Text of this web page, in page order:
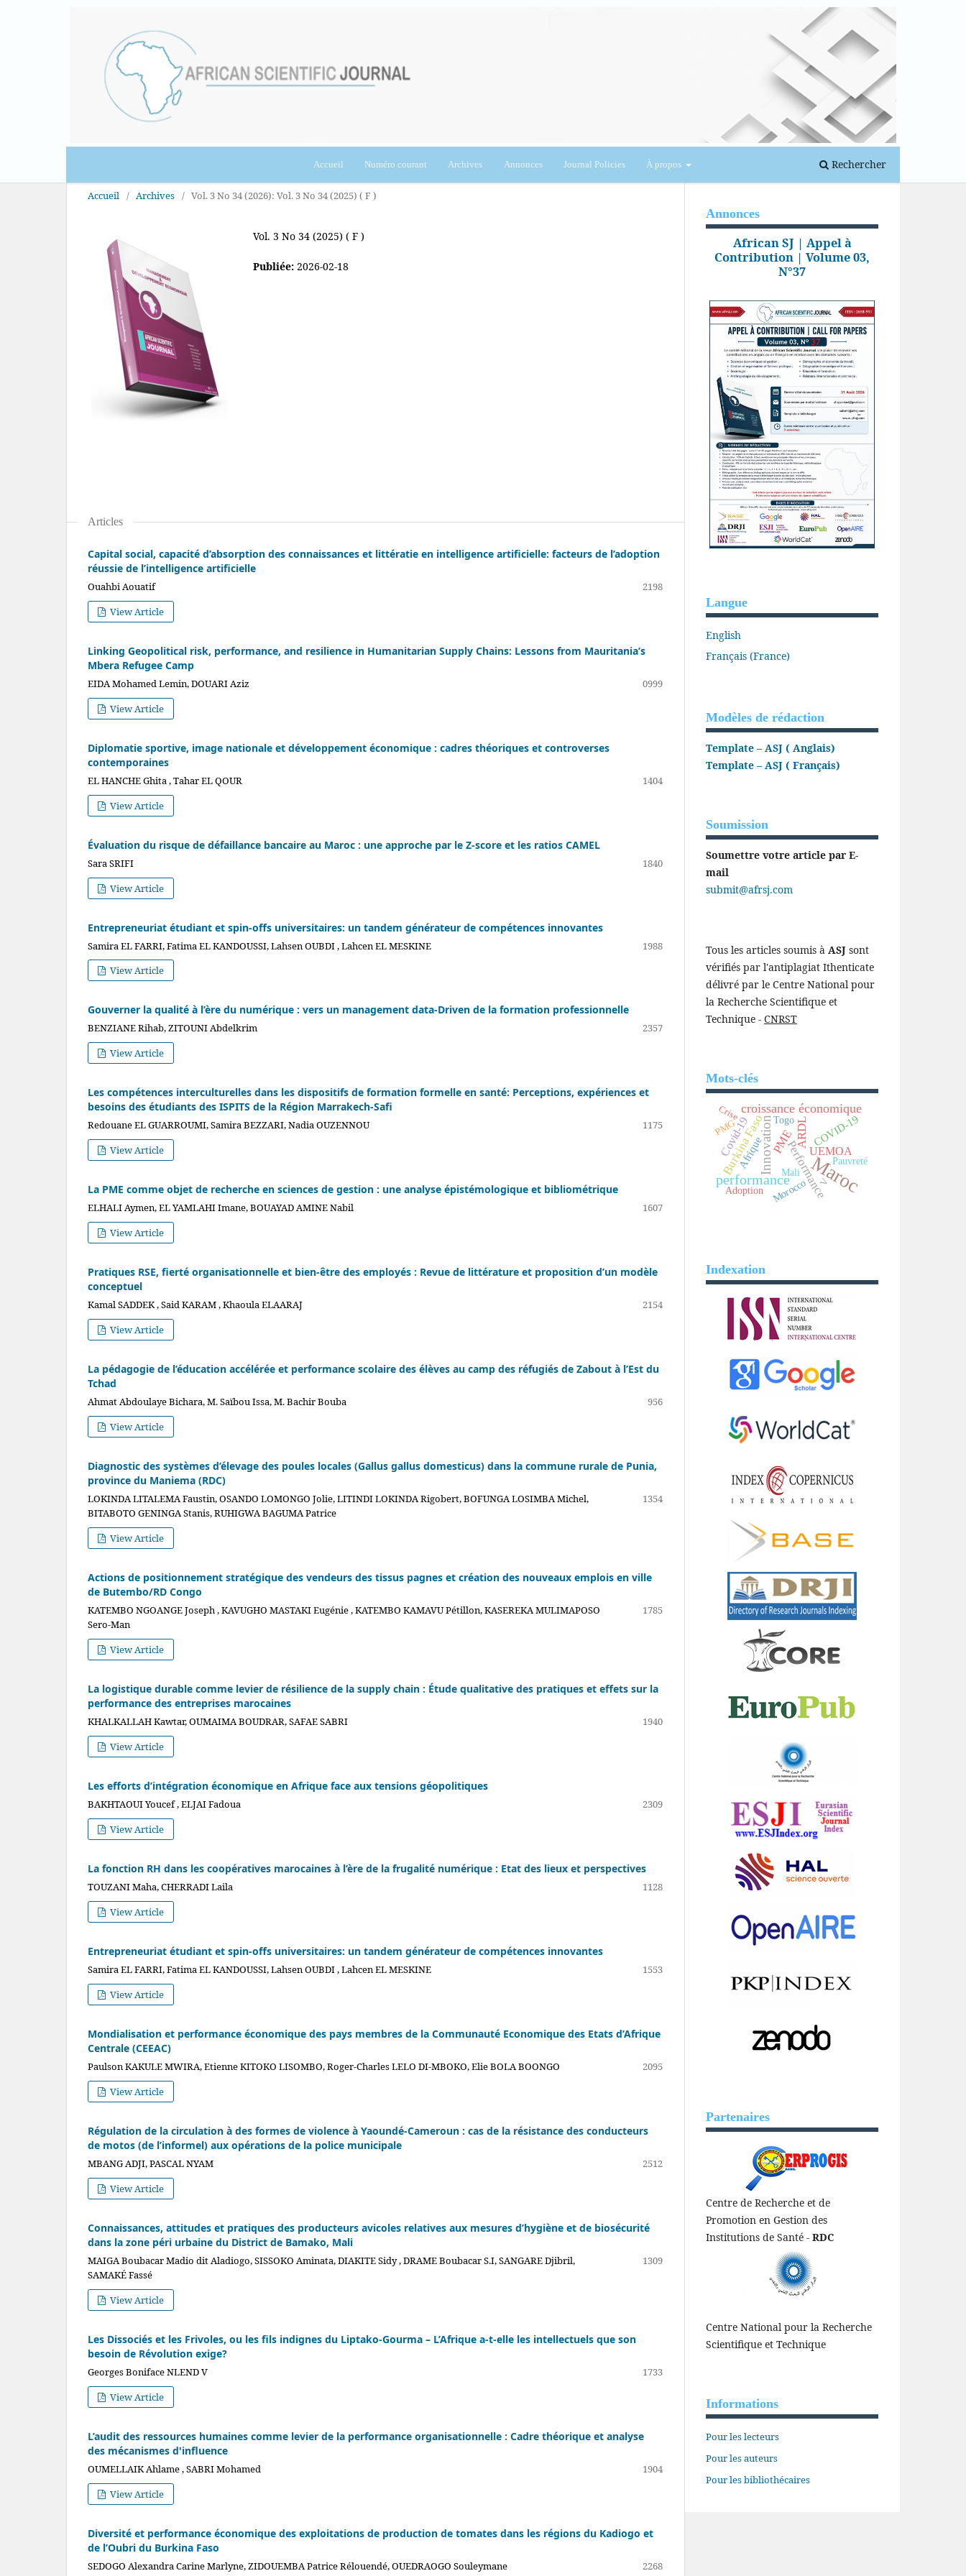
Accueil Numéro courant Archives Annonces Journal Policies À propos Rechercher
Se connecter
Accueil / Archives / Vol. 3 No 34 (2026): Vol. 3 No 34 (2025) ( F )
Vol. 3 No 34 (2025) ( F )
Publiée: 2026-02-18
Articles
Capital social, capacité d’absorption des connaissances et littératie en intelligence artificielle: facteurs de l’adoption
réussie de l’intelligence artificielle
Ouahbi Aouatif
2198
View Article
Linking Geopolitical risk, performance, and resilience in Humanitarian Supply Chains: Lessons from Mauritania’s
Mbera Refugee Camp
EIDA Mohamed Lemin, DOUARI Aziz
0999
View Article
Diplomatie sportive, image nationale et développement économique : cadres théoriques et controverses
contemporaines
EL HANCHE Ghita , Tahar EL QOUR
1404
View Article
Évaluation du risque de défaillance bancaire au Maroc : une approche par le Z-score et les ratios CAMEL
Sara SRIFI
1840
View Article
Entrepreneuriat étudiant et spin-offs universitaires: un tandem générateur de compétences innovantes
Samira EL FARRI, Fatima EL KANDOUSSI, Lahsen OUBDI , Lahcen EL MESKINE
1988
View Article
Gouverner la qualité à l’ère du numérique : vers un management data-Driven de la formation professionnelle
BENZIANE Rihab, ZITOUNI Abdelkrim
2357
View Article
Les compétences interculturelles dans les dispositifs de formation formelle en santé: Perceptions, expériences et
besoins des étudiants des ISPITS de la Région Marrakech-Safi
Redouane EL GUARROUMI, Samira BEZZARI, Nadia OUZENNOU
1175
View Article
La PME comme objet de recherche en sciences de gestion : une analyse épistémologique et bibliométrique
ELHALI Aymen, EL YAMLAHI Imane, BOUAYAD AMINE Nabil
1607
View Article
Pratiques RSE, fierté organisationnelle et bien-être des employés : Revue de littérature et proposition d’un modèle
conceptuel
Kamal SADDEK , Said KARAM , Khaoula ELAARAJ
2154
View Article
La pédagogie de l’éducation accélérée et performance scolaire des élèves au camp des réfugiés de Zabout à l’Est du
Tchad
Ahmat Abdoulaye Bichara, M. Saïbou Issa, M. Bachir Bouba
956
View Article
Diagnostic des systèmes d’élevage des poules locales (Gallus gallus domesticus) dans la commune rurale de Punia,
province du Maniema (RDC)
LOKINDA LITALEMA Faustin, OSANDO LOMONGO Jolie, LITINDI LOKINDA Rigobert, BOFUNGA LOSIMBA Michel,
BITABOTO GENINGA Stanis, RUHIGWA BAGUMA Patrice
1354
View Article
Actions de positionnement stratégique des vendeurs des tissus pagnes et création des nouveaux emplois en ville
de Butembo/RD Congo
KATEMBO NGOANGE Joseph , KAVUGHO MASTAKI Eugénie , KATEMBO KAMAVU Pétillon, KASEREKA MULIMAPOSO
Sero-Man
1785
View Article
La logistique durable comme levier de résilience de la supply chain : Étude qualitative des pratiques et effets sur la
performance des entreprises marocaines
KHALKALLAH Kawtar, OUMAIMA BOUDRAR, SAFAE SABRI
1940
View Article
Les efforts d’intégration économique en Afrique face aux tensions géopolitiques
BAKHTAOUI Youcef , ELJAI Fadoua
2309
View Article
La fonction RH dans les coopératives marocaines à l’ère de la frugalité numérique : Etat des lieux et perspectives
TOUZANI Maha, CHERRADI Laila
1128
View Article
Entrepreneuriat étudiant et spin-offs universitaires: un tandem générateur de compétences innovantes
Samira EL FARRI, Fatima EL KANDOUSSI, Lahsen OUBDI , Lahcen EL MESKINE
1553
View Article
Mondialisation et performance économique des pays membres de la Communauté Economique des Etats d’Afrique
Centrale (CEEAC)
Paulson KAKULE MWIRA, Etienne KITOKO LISOMBO, Roger-Charles LELO DI-MBOKO, Elie BOLA BOONGO
2095
View Article
Régulation de la circulation à des formes de violence à Yaoundé-Cameroun : cas de la résistance des conducteurs
de motos (de l’informel) aux opérations de la police municipale
MBANG ADJI, PASCAL NYAM
2512
View Article
Connaissances, attitudes et pratiques des producteurs avicoles relatives aux mesures d’hygiène et de biosécurité
dans la zone péri urbaine du District de Bamako, Mali
MAIGA Boubacar Madio dit Aladiogo, SISSOKO Aminata, DIAKITE Sidy , DRAME Boubacar S.I, SANGARE Djibril,
SAMAKÉ Fassé
1309
View Article
Les Dissociés et les Frivoles, ou les fils indignes du Liptako-Gourma – L’Afrique a-t-elle les intellectuels que son
besoin de Révolution exige?
Georges Boniface NLEND V
1733
View Article
L’audit des ressources humaines comme levier de la performance organisationnelle : Cadre théorique et analyse
des mécanismes d'influence
OUMELLAIK Ahlame , SABRI Mohamed
1904
View Article
Diversité et performance économique des exploitations de production de tomates dans les régions du Kadiogo et
de l’Oubri du Burkina Faso
SEDOGO Alexandra Carine Marlyne, ZIDOUEMBA Patrice Rélouendé, OUEDRAOGO Souleymane 2268
Annonces
African SJ | Appel à
Contribution | Volume 03,
N°37
Langue
English
Français (France)
Modèles de rédaction
Template – ASJ ( Anglais)
Template – ASJ ( Français)
Soumission
Soumettre votre article par E-
mail
submit@afrsj.com
Tous les articles soumis à ASJ sont
vérifiés par l'antiplagiat Ithenticate
délivré par le Centre National pour
la Recherche Scientifique et
Technique - CNRST
Mots-clés
Maroc
performance
Innovation
croissance économique
Performance
Burkina Faso ARDL
PME
Covid-19 UEMOA
Afrique
COVID-19
Morocco
Adoption
Togo
Pauvreté
V
Mali
PMG
Crise
Indexation
Partenaires
Centre de Recherche et de
Promotion en Gestion des
Institutions de Santé - RDC
Centre National pour la Recherche
Scientifique et Technique
Informations
Pour les lecteurs
Pour les auteurs
Pour les bibliothécaires